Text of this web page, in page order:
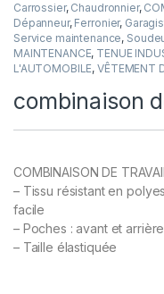
Carrossier, Chaudronnier,
Dépanneur, Ferronier,
Service maintenance,
MAINTENANCE, TENUE
L'AUTOMOBILE,VÊTEMENT
combinaison
COMBINAISON DE
– Tissu résistant en
facile
– Poches : avant et
– Taille élastiquée